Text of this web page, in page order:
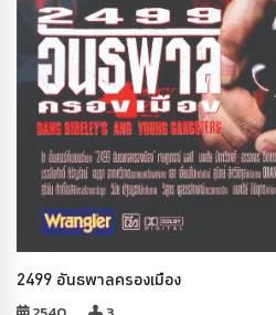
2499 อันธพาลครองเมือง